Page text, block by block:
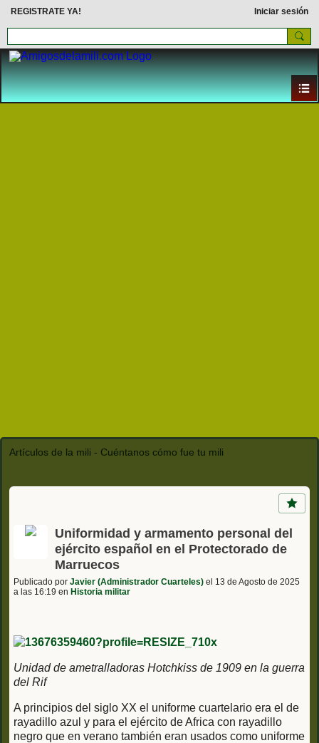
REGISTRATE YA! Iniciar sesión
Artículos de la mili - Cuéntanos cómo fue tu mili
Uniformidad y armamento personal del
ejército español en el Protectorado de
Marruecos
Publicado por Javier (Administrador Cuarteles) el 13 de Agosto de 2025
a las 16:19 en Historia militar
Unidad de ametralladoras Hotchkiss de 1909 en la guerra
del Rif
A principios del siglo XX el uniforme cuartelario era el de
rayadillo azul y para el ejército de Africa con rayadillo
negro que en verano también eran usados como uniforme